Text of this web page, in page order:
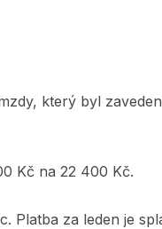
který byl
Kč na 22 400 Kč.
Platba za leden je